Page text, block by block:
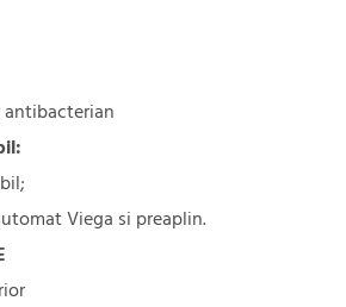
Viega si preaplin.